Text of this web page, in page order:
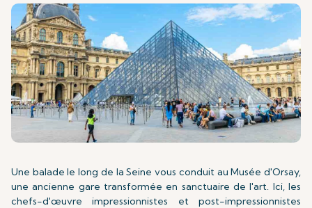
Une balade le long de la Seine vous conduit au Musée d'Orsay,
une ancienne gare transformée en sanctuaire de l'art. Ici, les
chefs-d'œuvre impressionnistes et post-impressionnistes